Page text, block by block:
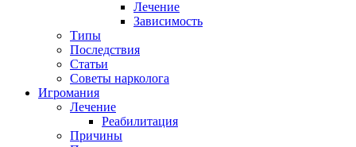
Лечение
Зависимость
Типы
Последствия
Статьи
Советы нарколога
Игромания
Лечение
Реабилитация
Причины